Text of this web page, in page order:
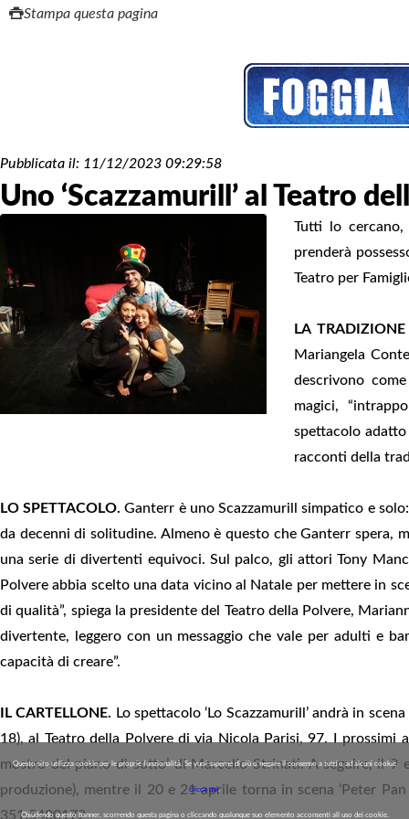
Questo sito utilizza cookie per le proprie funzionalità. Se vuoi saperne di più o negare il consenso a tutti o ad alcuni cookie
clicca qui.
Chiudendo questo banner, scorrendo questa pagina o cliccando qualunque suo elemento acconsenti all uso dei cookie.
Stampa questa pagina
Pubblicata il: 11/12/2023 09:29:58
Uno ‘Scazzamurill’ al Teatro
Tutti lo cercano,
prenderà
Teatro per
LA
Mariangela
descrivono
magici,
spettacolo
racconti della
LO SPETTACOLO. Ganterr è uno Scazzamurill simpatico e
da decenni di solitudine. Almeno è questo che Ganterr spera,
una serie di divertenti equivoci. Sul palco, gli attori Tony
Polvere abbia scelto una data vicino al Natale per mettere in
di qualità”, spiega la presidente del Teatro della Polvere,
divertente, leggero con un messaggio che vale per adulti e
capacità di creare”.
IL CARTELLONE. Lo spettacolo ‘Lo Scazzamurill’ andrà in
18), al Teatro della Polvere di via Nicola Parisi, 97. I
mostro del piano di sotto’ di Marcello Strinati. A seguire, il 9
produzione), mentre il 20 e 21 aprile torna in scena ‘Peter
351.5400172